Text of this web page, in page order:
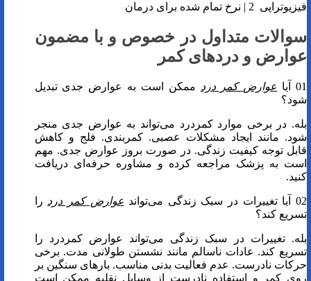
فیزیوتراپی 2 | نرخ تمام شده برای درمان
سوالات متداول در خصوص و با مضمون
عوارض و دردهای کمر
01 آیا عوارض کمر درد ممکن است به عوارض جدی تبدیل
شود؟
بله. در برخی موارد کمردرد می‌تواند به عوارض جدی منجر
شود. مانند ایجاد مشکلات عصبی. کمربندی. فلج و کاهش
قابل توجه کیفیت زندگی. در صورت بروز عوارض جدی. مهم
است به پزشک مراجعه کرده و مشاوره حرفه‌ای دریافت
کنید.
02 آیا تغییرات در سبک زندگی می‌تواند عوارض کمر درد را
تسریع کند؟
بله. تغییرات در سبک زندگی می‌تواند عوارض کمردرد را
تسریع کند. عادات ناسالم مانند نشستن طولانی مدت. برخی
حرکات نادرست. عدم فعالیت بدنی مناسب. بارهای سنگین بر
روی کمر و استفاده نادرست از وسایل نقلیه ممکن است